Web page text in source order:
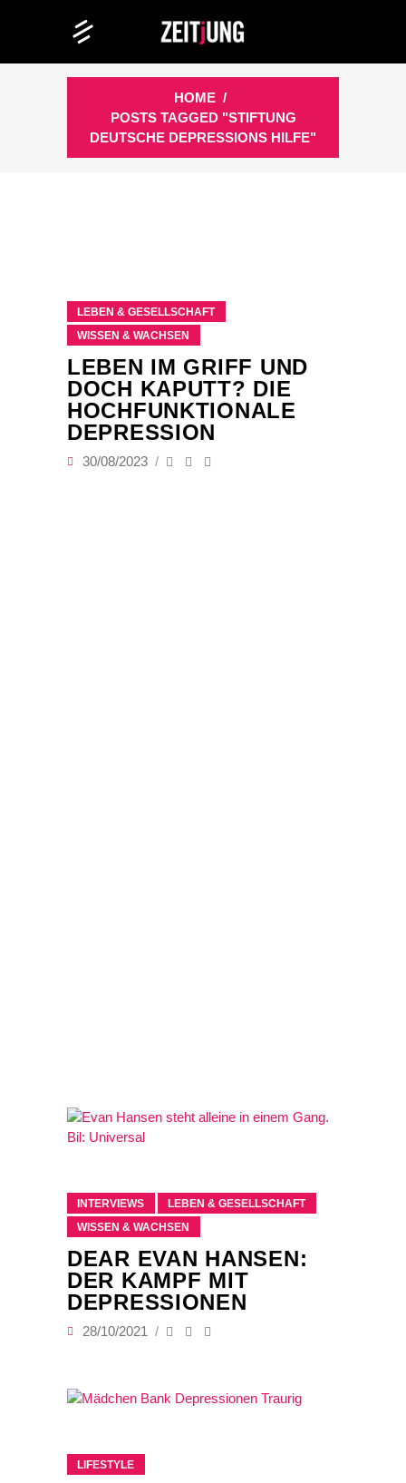
HOME /
POSTS TAGGED "STIFTUNG
DEUTSCHE DEPRESSIONS HILFE"
LEBEN & GESELLSCHAFT
WISSEN & WACHSEN
LEBEN IM GRIFF UND
DOCH KAPUTT? DIE
HOCHFUNKTIONALE
DEPRESSION
30/08/2023
INTERVIEWS
LEBEN & GESELLSCHAFT
WISSEN & WACHSEN
DEAR EVAN HANSEN:
DER KAMPF MIT
DEPRESSIONEN
28/10/2021
LIFESTYLE